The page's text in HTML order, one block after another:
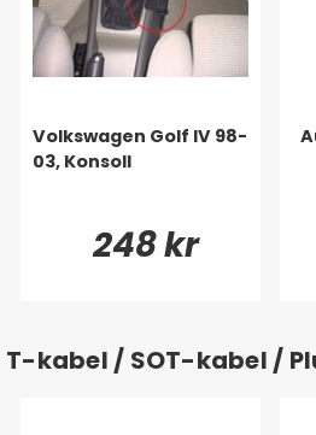
Volkswagen Golf IV 98-
03, Konsoll
248 kr
T-kabel / SOT-kabel /